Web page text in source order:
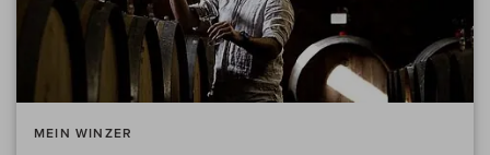
MEIN WINZER